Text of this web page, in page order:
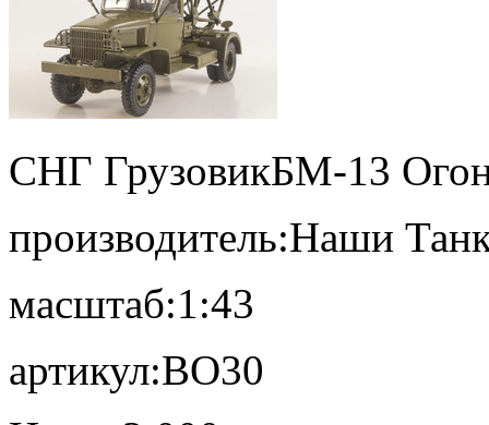
СНГ ГрузовикБМ-13
производитель:Наши
масштаб:1:43
артикул:BO30